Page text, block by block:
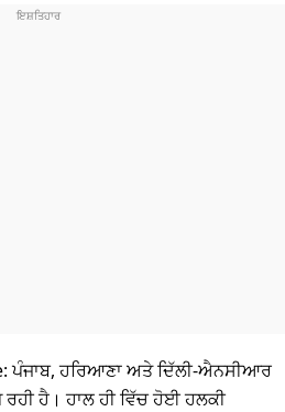
ਪੰਜਾਬ, ਹਰਿਆਣਾ ਅਤੇਦਿੱਲੀ-ਐਨਸੀਆਰ
ਰਹੀਹੈ। ਹਾਲ ਹੀ ਵਿੱਚ ਹੋਈ ਹਲਕੀ